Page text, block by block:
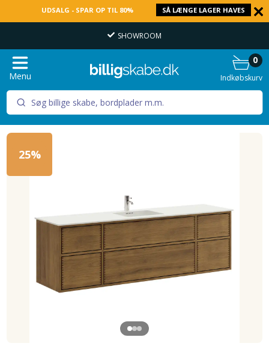
UDSALG - SPAR OP TIL 80% SÅ LÆNGE LAGER HAVES
E-MÆRKET WEBSHOP
Menu Indkøbskurv
0
25%